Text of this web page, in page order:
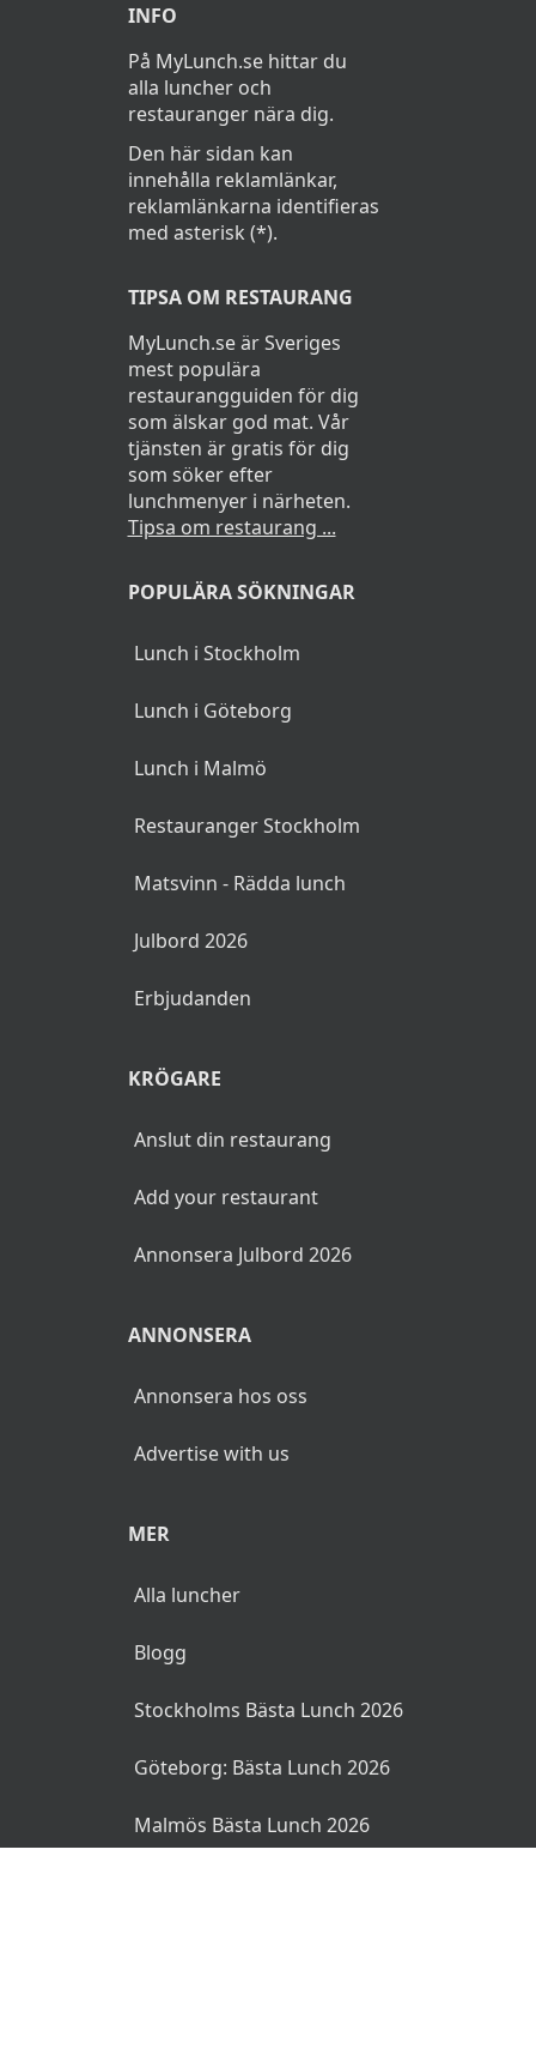
INFO
På MyLunch.se hittar du
alla luncher och
restauranger nära dig.
Den här sidan kan
innehålla reklamlänkar,
reklamlänkarna identifieras
med asterisk (*).
TIPSA OM RESTAURANG
MyLunch.se är Sveriges
mest populära
restaurangguiden för dig
som älskar god mat. Vår
tjänsten är gratis för dig
som söker efter
lunchmenyer i närheten.
Tipsa om restaurang ...
POPULÄRA SÖKNINGAR
Lunch i Stockholm
Lunch i Göteborg
Lunch i Malmö
Restauranger Stockholm
Matsvinn - Rädda lunch
Julbord 2026
Erbjudanden
KRÖGARE
Anslut din restaurang
Add your restaurant
Annonsera Julbord 2026
ANNONSERA
Annonsera hos oss
Advertise with us
MER
Alla luncher
Blogg
Stockholms Bästa Lunch 2026
Göteborg: Bästa Lunch 2026
Malmös Bästa Lunch 2026